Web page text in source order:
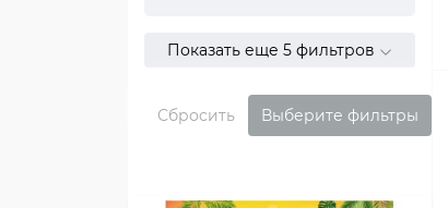
Показать еще 5 фильтров
Сбросить Выберите фильтры